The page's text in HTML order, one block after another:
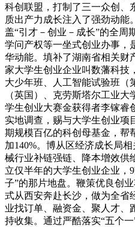
科创联盟，打制了三一众创、
质出产力成长注入了强劲动能
盖“引才－创业－成长”的全周
学问产权等一坐式创业办事，
华动能。填补了湖南省相关财
家大学生创业企业叫数藩科技
大少年班、人工智能试验班（
（英国）、克劳斯塔尔工业
学生创业大赛金获得者李镓睿
实地调查，赐与大学生创业项
期规模百亿的科创母基金，帮
加140%。博从区经济成长局
械行业补链强链、降本增效供
立仅半年的大学生创业企业，
子”的那片地盘。鞭策优良创
式从西安奔赴长沙，做为全省
业找订单、融资金、聚人才、
持收集。通过严酷落实“五个